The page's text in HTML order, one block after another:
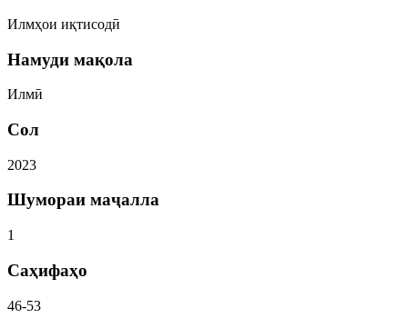
Илмҳои иқтисодӣ
Намуди мақола
Илмӣ
Сол
2023
Шумораи маҷалла
1
Саҳифаҳо
46-53